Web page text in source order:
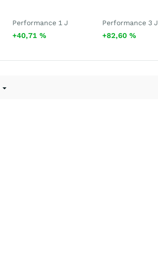
Performance 1 J
+40,71%
Performance 3 J
+82,60 %